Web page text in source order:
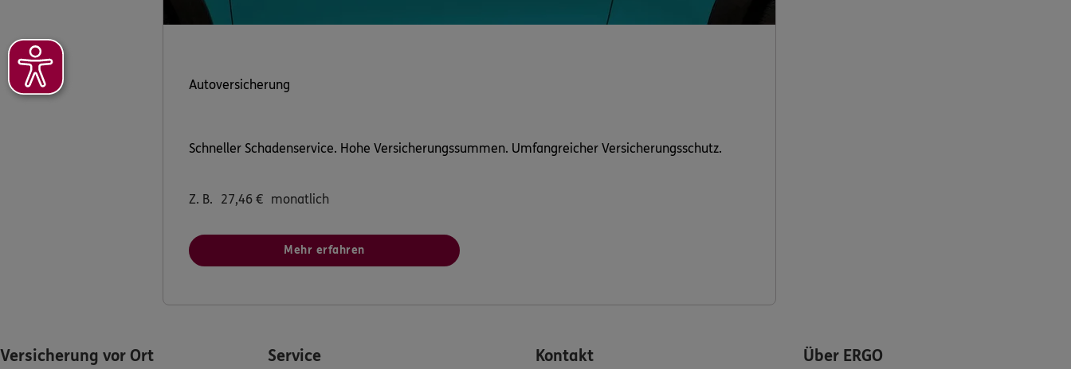
Autoversicherung
Schneller Schadenservice. Hohe Versicherungssummen. Umfangreicher Versicherungsschutz.
Z. B. 27,46 € monatlich
Mehr erfahren
Versicherung vor Ort Service Kontakt Über ERGO